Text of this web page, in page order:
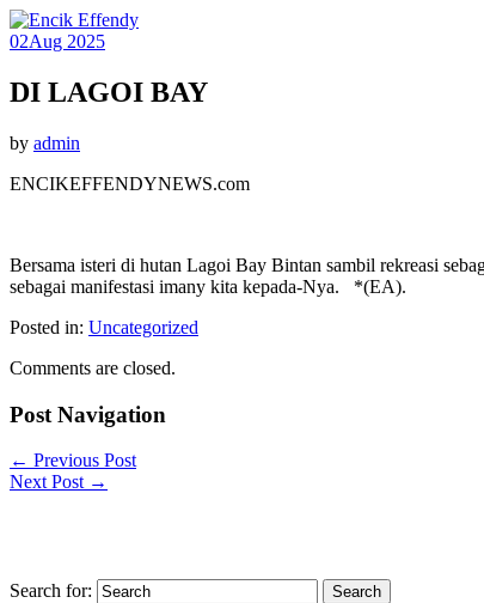
02Aug 2025
DI LAGOI BAY
by admin
ENCIKEFFENDYNEWS.com
Bersama isteri di hutan Lagoi Bay Bintan sambil rekreasi
sebagai manifestasi imany kita kepada-Nya. *(EA).
Posted in: Uncategorized
Comments are closed.
Post Navigation
← Previous Post
Next Post →
Search for: